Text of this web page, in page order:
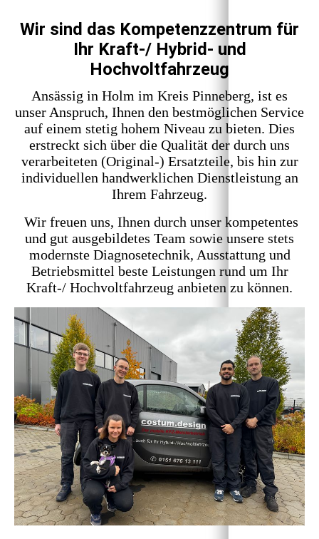
Wir sind das Kompetenzzentrum für
Ihr Kraft-/ Hybrid- und
Hochvoltfahrzeug
Ansässig in Holm im Kreis Pinneberg, ist es
unser Anspruch, Ihnen den bestmöglichen Service
auf einem stetig hohem Niveau zu bieten. Dies
erstreckt sich über die Qualität der durch uns
verarbeiteten (Original-) Ersatzteile, bis hin zur
individuellen handwerklichen Dienstleistung an
Ihrem Fahrzeug.
Wir freuen uns, Ihnen durch unser kompetentes
und gut ausgebildetes Team sowie unsere stets
modernste Diagnosetechnik, Ausstattung und
Betriebsmittel beste Leistungen rund um Ihr
Kraft-/ Hochvoltfahrzeug anbieten zu können.